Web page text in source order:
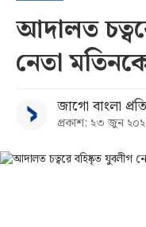
সর্বশেষ
বিভাগ
আর্কাইভ
আদালত
নেতা
জাগো বাংলা
প্রকাশ: ২৩ জুন